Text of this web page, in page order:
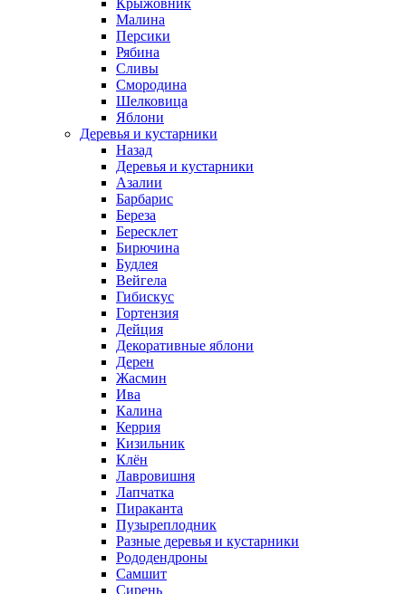
Крыжовник
Малина
Персики
Рябина
Сливы
Смородина
Шелковица
Яблони
Деревья и кустарники
Назад
Деревья и кустарники
Азалии
Барбарис
Береза
Бересклет
Бирючина
Будлея
Вейгела
Гибискус
Гортензия
Дейция
Декоративные яблони
Дерен
Жасмин
Ива
Калина
Керрия
Кизильник
Клён
Лавровишня
Лапчатка
Пираканта
Пузыреплодник
Разные деревья и кустарники
Рододендроны
Самшит
Сирень